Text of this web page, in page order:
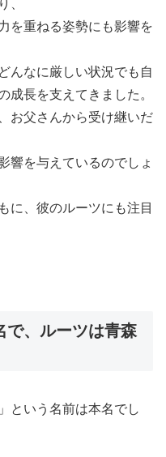
、
を重ねる姿勢にも影響を
んなに厳しい状況でも自
成長を支えてきました。
お父さんから受け継いだ
響を与えているのでしょ
に、彼のルーツにも注目
で、ルーツは青森
という名前は本名でし